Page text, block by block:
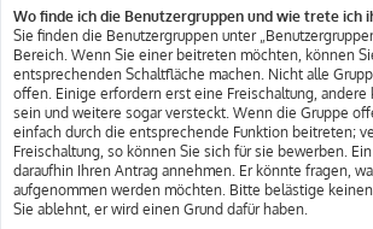
Wo finde ich die Benutzergruppen und wie trete ich
Sie finden die Benutzergruppen unter
Bereich. Wenn Sie einer beitreten möchten, können
entsprechenden Schaltfläche machen. Nicht alle
offen. Einige erfordern erst eine Freischaltung,
sein und weitere sogar versteckt. Wenn die Gruppe
einfach durch die entsprechende Funktion beitreten;
Freischaltung, so können Sie sich für sie bewerben.
daraufhin Ihren Antrag annehmen. Er könnte fragen,
aufgenommen werden möchten. Bitte belästige
Sie ablehnt, er wird einen Grund dafür haben.